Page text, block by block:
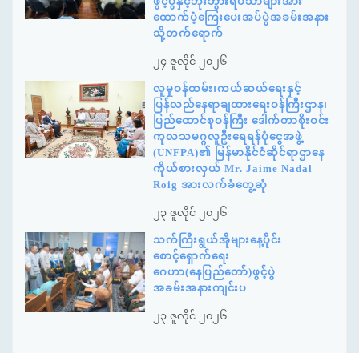
ထောက်ပံ့ကြေးပေးအပ်ပွဲအခမ်းအနား
သို့တက်ရောက်
၂၄ ဇူလိုင် ၂၀၂၆
လူမှုဝန်ထမ်း၊ကယ်ဆယ်ရေးနှင့်
ပြန်လည်နေရာချထားရေးဝန်ကြီးဌာန၊
ပြည်ထောင်စုဝန်ကြီး ဒေါက်တာစိုးဝင်း
ကုလသမဂ္ဂလူဦးရေရန်ပုံငွေအဖွဲ့
(UNFPA)၏ မြန်မာနိုင်ငံဆိုင်ရာဌာနေ
ကိုယ်စားလှယ် Mr. Jaime Nadal
Roig အားလက်ခံတွေ့ဆုံ
၂၃ ဇူလိုင် ၂၀၂၆
သက်ကြီးရွယ်အိုများနေ့ပိုင်း
စောင့်ရှောက်ရေး
ဂေဟာ(နေပြည်တော်)ဖွင့်ပွဲ
အခမ်းအနားကျင်းပ
၂၃ ဇူလိုင် ၂၀၂၆